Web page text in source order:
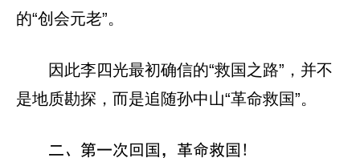
的“创会元老”。
因此李四光最初确信的“救国之路”，并不
是地质勘探，而是追随孙中山“革命救国”。
二、第一次回国，革命救国!